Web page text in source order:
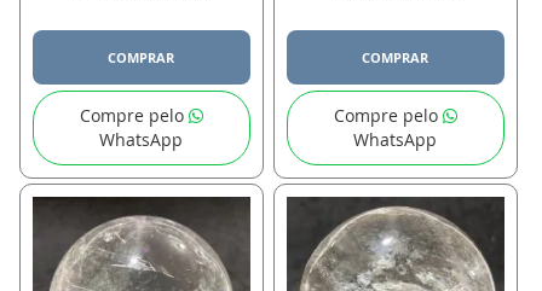
COMPRAR
Compre pelo
WhatsApp
COMPRAR
Compre pelo
WhatsApp